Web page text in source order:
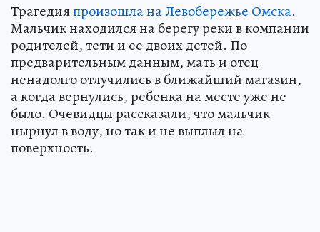
Трагедияпроизошла на Левобережье Омска.
Мальчик находился на берегу реки в компании
родителей, тети и ее двоих детей. По
предварительным данным, мать и отец
ненадолго отлучились в ближайший магазин,
а когда вернулись, ребенка на месте уже не
было. Очевидцы рассказали, что мальчик
нырнул в воду, но так и не выплыл на
поверхность.